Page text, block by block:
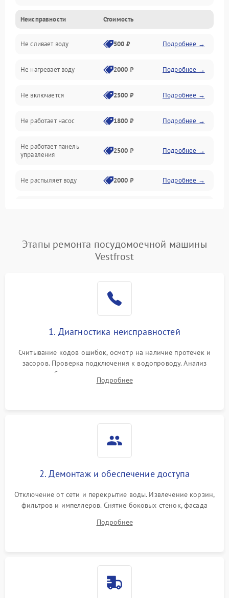
Управление
Электропитание
Датчики
Нагрев
Вода
Гигиена
Программное обеспечение
Неисправности Стоимость
Не сливает воду 500 ₽ Подробнее →
Не нагревает воду 2000 ₽ Подробнее →
Не включается 2500 ₽ Подробнее →
Не работает насос 1800 ₽ Подробнее →
Не работает панель
управления
2500 ₽ Подробнее →
Не распыляет воду 2000 ₽ Подробнее →
Проблемы с набором
воды
1800 ₽ Подробнее →
1700 ₽
циркуляционным насосом
2100 ₽ Подробнее →
Этапы ремонта посудомоечной машины
Vestfrost
1. Диагностика неисправностей
Считывание кодов ошибок, осмотр на наличие протечек и
засоров. Проверка подключения к водопроводу. Анализ
жалоб на отсутствие слива, нагрева, вращения
разбрызгивателей или срабатывание системы защиты
Подробнее
2. Демонтаж и обеспечение доступа
Отключение от сети и перекрытие воды. Извлечение корзин,
фильтров и импеллеров. Снятие боковых стенок, фасада
циркуляционному насосу, ТЭНу и сливной помпе.
Подробнее